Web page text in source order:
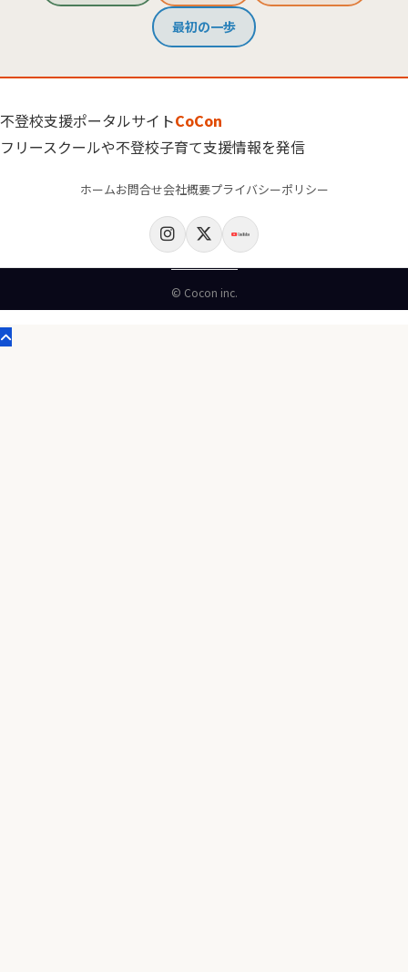
最初の一歩
不登校支援ポータルサイトCoCon
フリースクールや不登校子育て支援情報を発信
ホームお問合せ会社概要プライバシーポリシー
© Cocon inc.